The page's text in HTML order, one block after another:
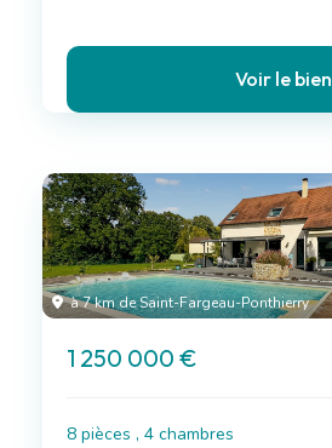
Voir le bien
à 7 km de Saint-Fargeau-Ponthierry
1 250 000 €
8 pièces , 4 chambres